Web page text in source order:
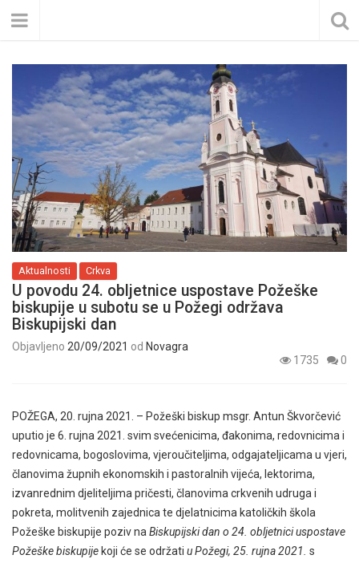
Aktualnosti Crkva
U povodu 24. obljetnice uspostave Požeške
biskupije u subotu se u Požegi održava
Biskupijski dan
Objavljeno 20/09/2021 od Novagra
1735
0
POŽEGA, 20. rujna 2021. – Požeški biskup msgr. Antun Škvorčević
uputio je 6. rujna 2021. svim svećenicima, đakonima, redovnicima i
redovnicama, bogoslovima, vjeroučiteljima, odgajateljicama u vjeri,
članovima župnih ekonomskih i pastoralnih vijeća, lektorima,
izvanrednim djeliteljima pričesti, članovima crkvenih udruga i
pokreta, molitvenih zajednica te djelatnicima katoličkih škola
Požeške biskupije poziv na Biskupijski dan o 24. obljetnici uspostave
Požeške biskupije koji će se održati u Požegi, 25. rujna 2021. s